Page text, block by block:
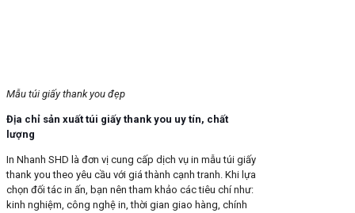
Mẫu túi giấy thank you đẹp
Địa chỉ sản xuất túi giấy thank you uy tín, chất
lượng
In Nhanh SHD là đơn vị cung cấp dịch vụ in mẫu túi giấy
thank you theo yêu cầu với giá thành cạnh tranh. Khi lựa
chọn đối tác in ấn, bạn nên tham khảo các tiêu chí như:
kinh nghiệm, công nghệ in, thời gian giao hàng, chính